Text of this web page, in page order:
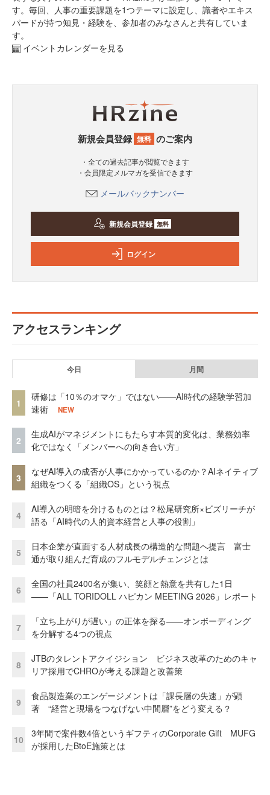
す。毎回、人事の重要課題を1つテーマに設定し、識者やエキス
パードが持つ知見・経験を、参加者のみなさんと共有していま
す。
イベントカレンダーを見る
新規会員登録 無料 のご案内
・全ての過去記事が閲覧できます
・会員限定メルマガを受信できます
メールバックナンバー
新規会員登録 無料
ログイン
アクセスランキング
今日 月間
1
研修は「10％のオマケ」ではない——AI時代の経験学習加
速術
NEW
2
生成AIがマネジメントにもたらす本質的変化は、業務効率
化ではなく「メンバーへの向き合い方」
3
なぜAI導入の成否が人事にかかっているのか？AIネイティブ
組織をつくる「組織OS」という視点
4
AI導入の明暗を分けるものとは？松尾研究所×ビズリーチが
語る「AI時代の人的資本経営と人事の役割」
5
日本企業が直面する人材成長の構造的な問題へ提言 富士
通が取り組んだ育成のフルモデルチェンジとは
6
全国の社員2400名が集い、笑顔と熱意を共有した1日
――「ALL TORIDOLL ハピカン MEETING 2026」レポート
7
「立ち上がりが遅い」の正体を探る——オンボーディング
を分解する4つの視点
8
JTBのタレントアクイジション ビジネス改革のためのキャ
リア採用でCHROが考える課題と改善策
9
食品製造業のエンゲージメントは「課長層の失速」が顕
著 “経営と現場をつなげない中間層”をどう変える？
10
3年間で案件数4倍というギフティのCorporate Gift MUFG
が採用したBtoE施策とは